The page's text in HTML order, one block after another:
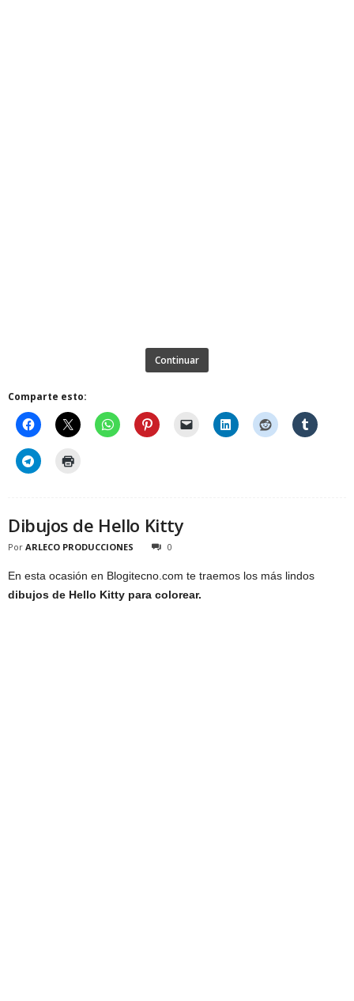
Continuar
Comparte esto:
Dibujos de Hello Kitty
Por ARLECO PRODUCCIONES 0
En esta ocasión en Blogitecno.com te traemos los más lindos
dibujos de Hello Kitty para colorear.